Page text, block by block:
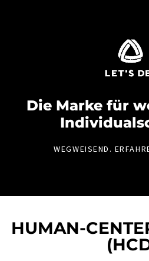
Die Marke für
WEGWEISEND.
HUMAN-